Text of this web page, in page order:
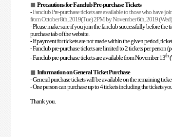
◼ Precautions for Fanclub Pre-purchase Tickets
-Fanclub Pre-purchase tickets are available to those who have
from October 8th, 2019(Tue) 2PM by November 6th, 2019
- Please make sure if you join the fanclub successfully before
purchase tab of the website.
- If payment for tickets are not made within the given period,
- Fanclub pre-purchase tickets are limited to 2 tickets per person
- Fanclub pre-purchase tickets are available from November 13th
◼ Information on General Ticket Purchase
- General purchase tickets will be available on the remaining
- One person can purchase up to 4 tickets including the tickets
Thank you.